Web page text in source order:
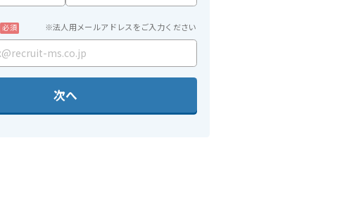
必須 ※法人用メールアドレスをご入力ください
次へ